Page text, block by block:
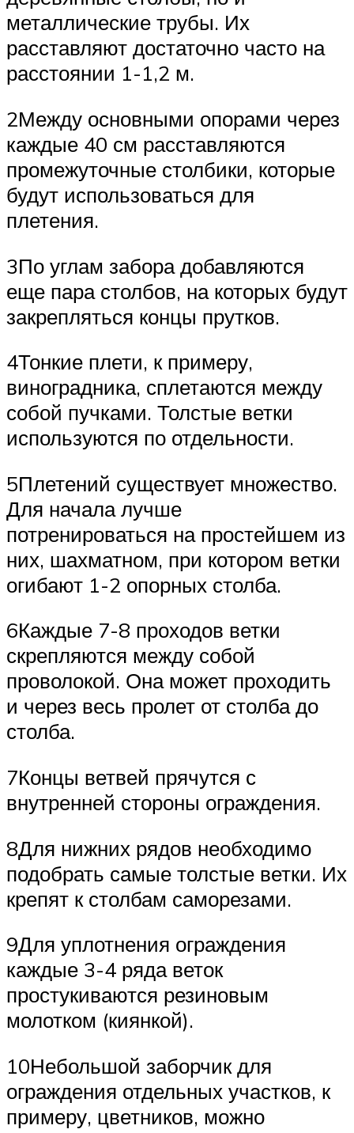
металлические трубы. Их
расставляют достаточно часто на
расстоянии 1-1,2 м.
2Между основными опорами через
каждые 40 см расставляются
промежуточные столбики, которые
будут использоваться для
плетения.
3По углам забора добавляются
еще пара столбов, на которых будут
закрепляться концы прутков.
4Тонкие плети, к примеру,
виноградника, сплетаются между
собой пучками. Толстые ветки
используются по отдельности.
5Плетений существует множество.
Для начала лучше
потренироваться на простейшем из
них, шахматном, при котором ветки
огибают 1-2 опорных столба.
6Каждые 7-8 проходов ветки
скрепляются между собой
проволокой. Она может проходить
и через весь пролет от столба до
столба.
7Концы ветвей прячутся с
внутренней стороны ограждения.
8Для нижних рядов необходимо
подобрать самые толстые ветки. Их
крепят к столбам саморезами.
9Для уплотнения ограждения
каждые 3-4 ряда веток
простукиваются резиновым
молотком (киянкой).
10Небольшой заборчик для
ограждения отдельных участков, к
примеру, цветников, можно